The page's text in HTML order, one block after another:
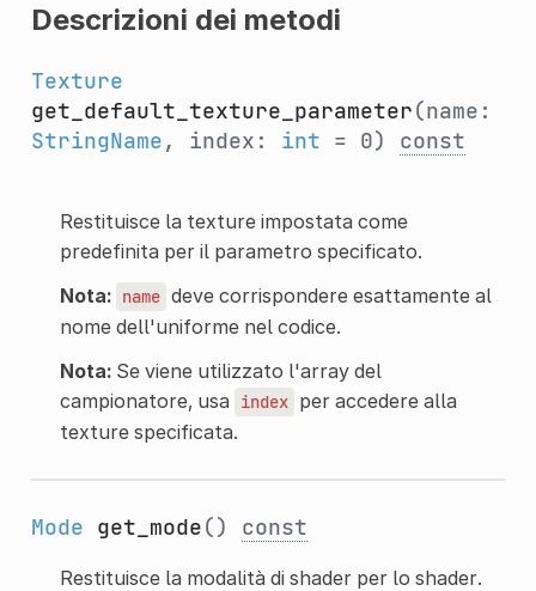
Descrizioni dei metodi
Texture
get_default_texture_parameter(name:
StringName, index: int = 0) const
Restituisce la texture impostata come
predefinita per il parametro specificato.
Nota: name deve corrispondere esattamente al
nome dell'uniforme nel codice.
Nota:Se viene utilizzato l'array del
campionatore, usa
index per accedere alla
texture specificata.
Mode get_mode() const
Restituisce la modalità di shader per lo shader.